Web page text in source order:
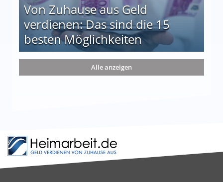
Von Zuhause aus Geld
verdienen: Das sind die 15
besten Möglichkeiten
die 15 besten Möglichkeiten
Alle anzeigen